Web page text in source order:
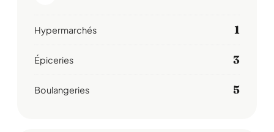
Hypermarchés 1
Épiceries 3
Boulangeries 5